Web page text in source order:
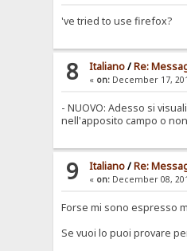
've tried to use firefox?
8 Italiano/Re:
« on: December 17,
- NUOVO: Adesso si
nell'apposito campo o
9 Italiano/Re:
« on: December 08,
Forse mi sono espresso
Se vuoi lo puoi provare